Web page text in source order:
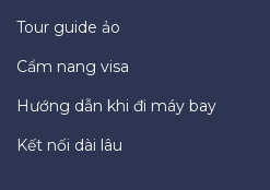
Tour guide ảo
Cẩm nang visa
Hướng dẫn khi đi máy bay
Kết nối dài lâu